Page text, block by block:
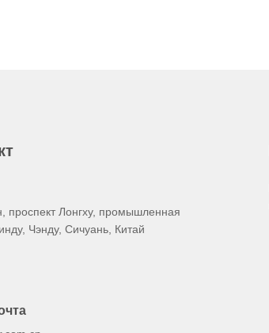
проспект Лонгху, промышленная
Чэнду, Сичуань, Китай